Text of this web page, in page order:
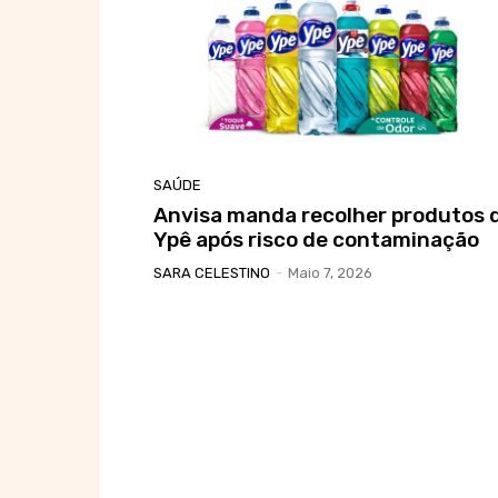
SAÚDE
Anvisa manda recolher produtos
Ypê após risco de contaminação
SARA CELESTINO - Maio 7, 2026